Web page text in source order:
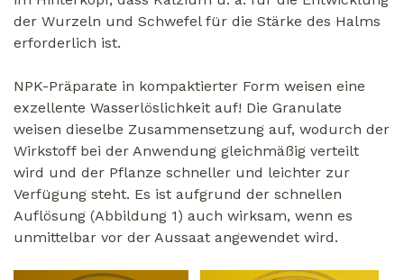
der Wurzeln und Schwefel für die Stärke des Halms
erforderlich ist.
NPK-Präparate in kompaktierter Form weisen eine
exzellente Wasserlöslichkeit auf! Die Granulate
weisen dieselbe Zusammensetzung auf, wodurch der
Wirkstoff bei der Anwendung gleichmäßig verteilt
wird und der Pflanze schneller und leichter zur
Verfügung steht. Es ist aufgrund der schnellen
Auflösung (Abbildung 1) auch wirksam, wenn es
unmittelbar vor der Aussaat angewendet wird.